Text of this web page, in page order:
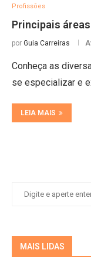
Profissões
Principais
por Guia Carreiras
Conheça as
se especializar e
LEIA MAIS
MAIS LIDAS